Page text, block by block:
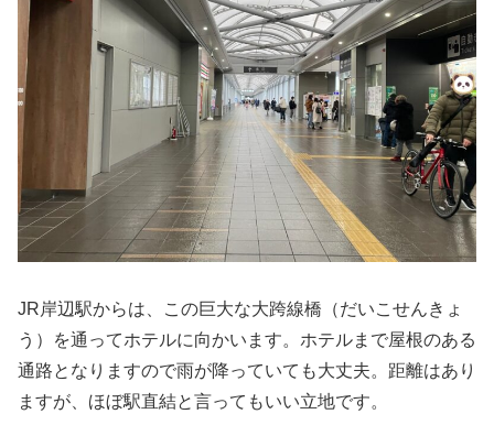
JR岸辺駅からは、この巨大な大跨線橋（だいこせんきょ
う）を通ってホテルに向かいます。ホテルまで屋根のある
通路となりますので雨が降っていても大丈夫。距離はあり
ますが、ほぼ駅直結と言ってもいい立地です。